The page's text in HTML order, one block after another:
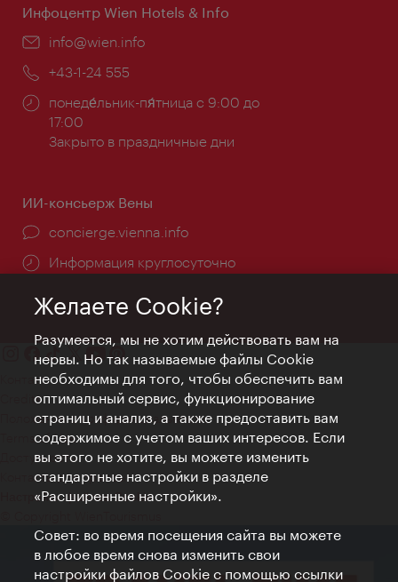
Инфоцентр Wien Hotels & Info
Эл.
info@wien.info
Телефон:
+43-1-24 555
Часы
работы:
понеде́льник-пя́тница с 9:00 до
17:00
Закрыто в праздничные дни
ИИ-консьерж Вены
concierge.vienna.info
Информация круглосуточно
Контакт
Credits
Положение о конфиденциальности
Terms of Use
Доступность
Контакты для прессы
Настройки файлов Cookie
Желаете Cookie?
Разумеется, мы не хотим действовать вам на
нервы. Но так называемые файлы Cookie
необходимы для того, чтобы обеспечить вам
оптимальный сервис, функционирование
страниц и анализ, а также предоставить вам
содержимое с учетом ваших интересов. Если
вы этого не хотите, вы можете изменить
стандартные настройки в разделе
«Расширенные настройки».
Совет: во время посещения сайта вы можете
в любое время снова изменить свои
настройки файлов Cookie с помощью ссылки